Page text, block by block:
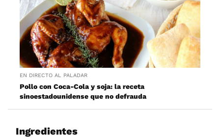
EN DIRECTO AL PALADAR
Pollo con Coca-Cola y soja: la receta
sinoestadounidense que no defrauda
Ingredientes